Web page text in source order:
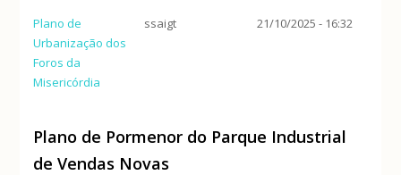
Plano de
Urbanização dos
Foros da
Misericórdia
ssaigt 21/10/2025 - 16:32
Plano de Pormenor do Parque Industrial
de Vendas Novas